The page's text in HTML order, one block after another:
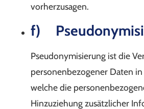
vorherzusagen.
f)
Pseudonymisierung ist die
personenbezogener Daten
welche die
Hinzuziehung zusätzlicher